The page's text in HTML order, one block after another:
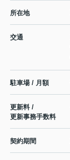
所在地
交通
駐車場 / 月額
更新料 /
更新事務手数料
契約期間